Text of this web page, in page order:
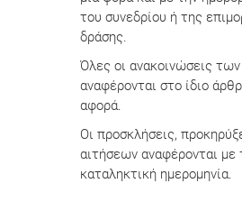
του συνεδρίου ή της
δράσης.
Όλες οι ανακοινώσεις
αναφέρονται στο ίδιο
αφορά.
Οι προσκλήσεις,
αιτήσεων αναφέρονται με
καταληκτική ημερομηνία.